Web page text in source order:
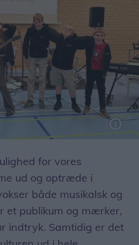
for vores
ud og optræde i
både musikalsk og
et publikum og mærker,
indtryk. Samtidig er det